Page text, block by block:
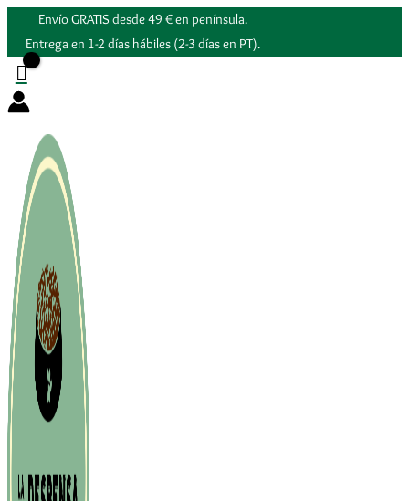
contenido
Envío GRATIS desde 49 € en península.
Entrega en 1-2 días hábiles (2-3 días en PT).